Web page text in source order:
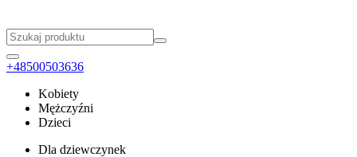
+48500503636
Kobiety
Mężczyźni
Dzieci
Dla dziewczynek